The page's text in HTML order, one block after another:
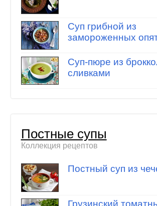
Суп грибной из
замороженных
Суп-пюре из
сливками
Постные супы
Коллекция рецептов
Постный суп из